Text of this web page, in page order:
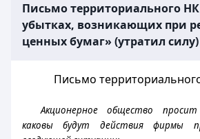
Письмо территориального
убытках, возникающих при
ценных бумаг» (утратил силу)
Письмо
Акционерное общество
каковы будут действия фирмы